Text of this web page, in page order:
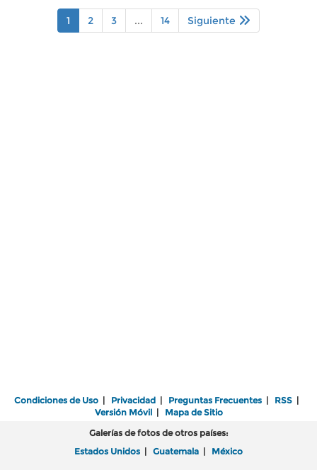
1 2 3 ... 14 Siguiente
Condiciones de Uso | Privacidad | Preguntas Frecuentes | RSS |
Versión Móvil| Mapa de Sitio
Galerías de fotos de otros países:
Estados Unidos | Guatemala | México